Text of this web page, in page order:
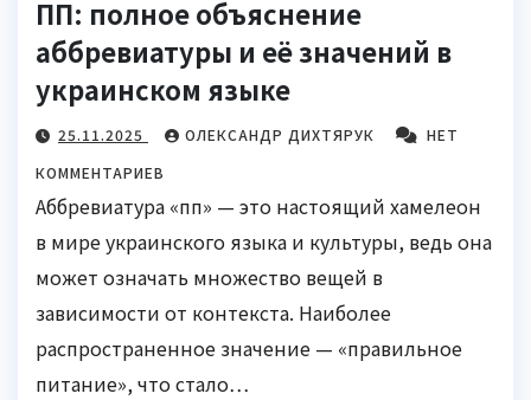
ПП: полное объяснение
аббревиатуры и её значений в
украинском языке
25.11.2025 ОЛЕКСАНДР ДИХТЯРУК
НЕТ
КОММЕНТАРИЕВ
Аббревиатура «пп» — это настоящий хамелеон
в мире украинского языка и культуры, ведь она
может означать множество вещей в
зависимости от контекста. Наиболее
распространенное значение — «правильное
питание», что стало…